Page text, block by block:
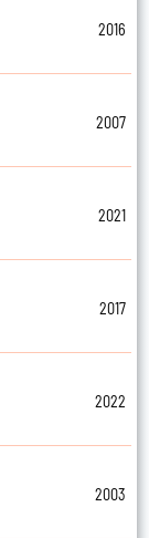
2016
2007
2021
2017
2022
2003